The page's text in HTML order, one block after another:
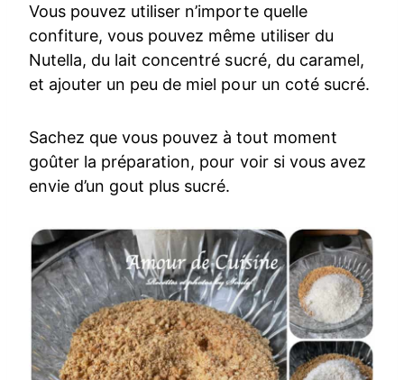
Vous pouvez utiliser n’importe quelle
confiture, vous pouvez même utiliser du
Nutella, du lait concentré sucré, du caramel,
et ajouter un peu de miel pour un coté sucré.
Sachez que vous pouvez à tout moment
goûter la préparation, pour voir si vous avez
envie d’un gout plus sucré.